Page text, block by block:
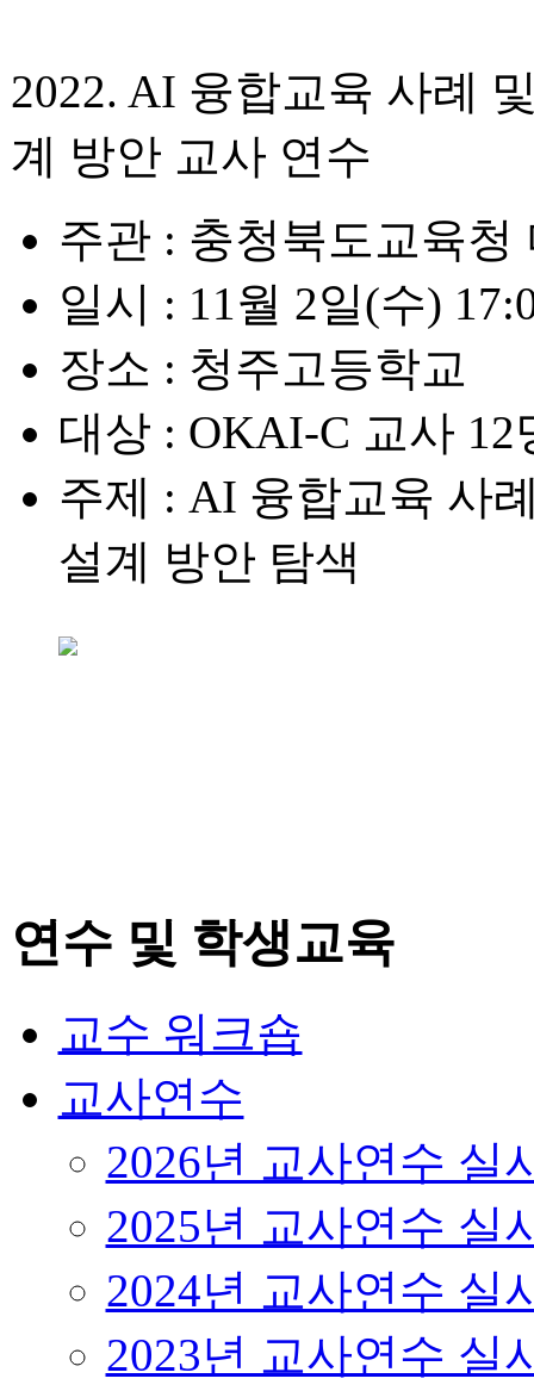
2022. AI 융합교육 사례
계 방안 교사 연수
주관 : 충청북도교육청
일시 : 11월 2일(수)
장소 : 청주고등학교
대상 : OKAI-C 교사 12
주제 : AI 융합교육 사
설계 방안 탐색
연수 및 학생교육
교수 워크숍
교사연수
2026년 교사연수 실
2025년 교사연수 실
2024년 교사연수 실
2023년 교사연수 실